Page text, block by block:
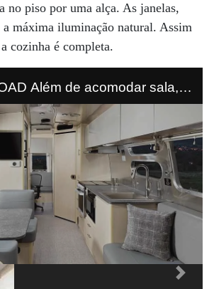
no piso por uma alça. As janelas,
máxima iluminação natural. Assim
cozinha é completa.
Além de acomodar sala,
e cama de casal, o Flying
tem espaço para trabalhar.
Next